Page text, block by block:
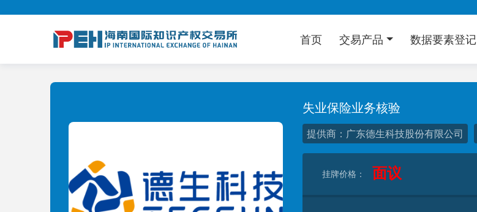
首页 交易产品 数据要素登记
失业保险业务核验
提供商：广东德生科技股份有限公司
挂牌价格： 面议